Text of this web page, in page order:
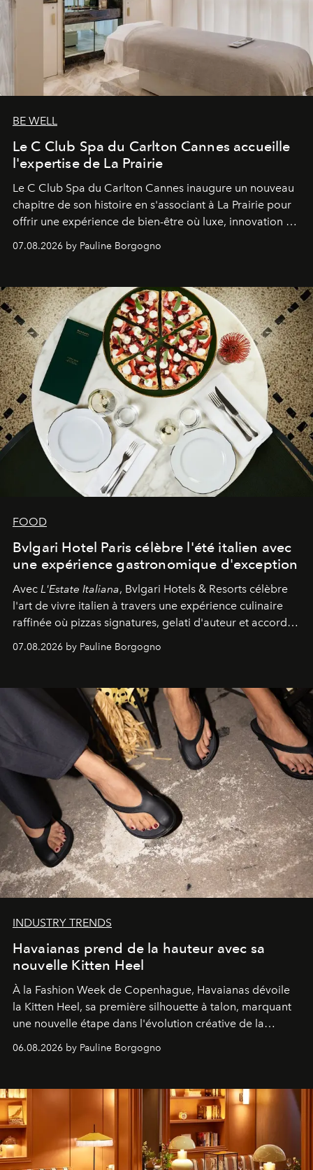
BE WELL
Le C Club Spa du Carlton Cannes accueille
l'expertise de La Prairie
Le C Club Spa du Carlton Cannes inaugure un nouveau
chapitre de son histoire en s'associant à La Prairie pour
offrir une expérience de bien-être où luxe, innovation et
expertise se rencontrent.
07.08.2026 by Pauline Borgogno
FOOD
Bvlgari Hotel Paris célèbre l'été italien avec
une expérience gastronomique d'exception
Avec L'Estate Italiana, Bvlgari Hotels & Resorts célèbre
l'art de vivre italien à travers une expérience culinaire
raffinée où pizzas signatures, gelati d'auteur et accords
d'exception composent un véritable voyage sensoriel.
07.08.2026 by Pauline Borgogno
INDUSTRY TRENDS
Havaianas prend de la hauteur avec sa
nouvelle Kitten Heel
À la Fashion Week de Copenhague, Havaianas dévoile
la Kitten Heel, sa première silhouette à talon, marquant
une nouvelle étape dans l'évolution créative de la
06.08.2026 by Pauline Borgogno